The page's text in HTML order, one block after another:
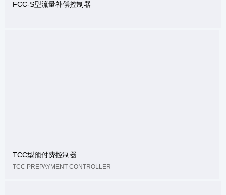
FCC-S型流量补偿控制器
TCC型预付费控制器
TCC PREPAYMENT CONTROLLER